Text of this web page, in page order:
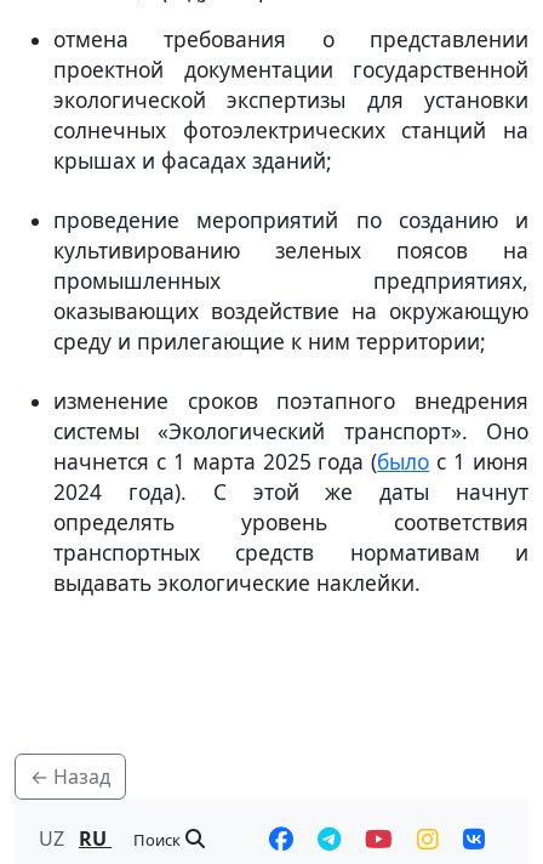
отмена требования о представлении
проектной документации государственной
экологической экспертизы для установки
солнечных фотоэлектрических станций на
крышах и фасадах зданий;
проведение мероприятий по созданию и
культивированию зеленых поясов на
промышленных предприятиях,
оказывающих воздействие на окружающую
среду и прилегающие к ним территории;
изменение сроков поэтапного внедрения
системы «Экологический транспорт». Оно
начнется с 1 марта 2025 года (было с 1 июня
2024 года). С этой же даты начнут
определять уровень соответствия
транспортных средств нормативам и
выдавать экологические наклейки.
← Назад
UZ RU Поиск